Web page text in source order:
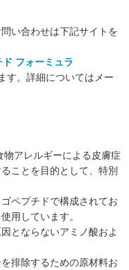
い合わせは下記サイトを
フォーミュラ
す。詳細についてはメー
アレルギーによる皮膚症
ことを目的として、特別
ペプチドで構成されてお
用しています。
とならないアミノ酸およ
排除するための原材料お